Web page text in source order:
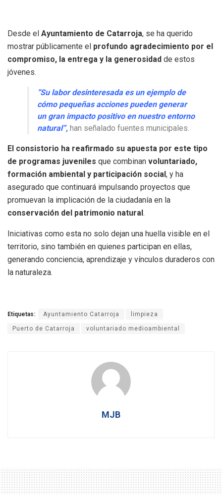
Desde el Ayuntamiento de Catarroja, se ha querido
mostrar públicamente el profundo agradecimiento por el
compromiso, la entrega y la generosidad de estos
jóvenes.
“Su labor desinteresada es un ejemplo de
cómo pequeñas acciones pueden generar
un gran impacto positivo en nuestro entorno
natural”, han señalado fuentes municipales.
El consistorio ha reafirmado su apuesta por este tipo
de programas juveniles que combinan voluntariado,
formación ambiental y participación social, y ha
asegurado que continuará impulsando proyectos que
promuevan la implicación de la ciudadanía en la
conservación del patrimonio natural.
Iniciativas como esta no solo dejan una huella visible en el
territorio, sino también en quienes participan en ellas,
generando conciencia, aprendizaje y vínculos duraderos con
la naturaleza.
Etiquetas: Ayuntamiento Catarroja limpieza
Puerto de Catarroja voluntariado medioambiental
MJB